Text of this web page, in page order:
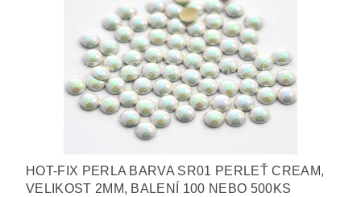
HOT-FIX PERLA BARVA SR01 PERLEŤ CREAM,
VELIKOST 2MM, BALENÍ 100 NEBO 500KS